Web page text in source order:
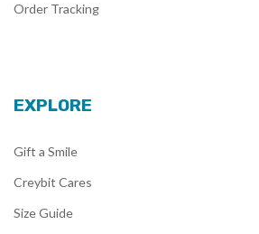
Order Tracking
EXPLORE
Gift a Smile
Creybit Cares
Size Guide